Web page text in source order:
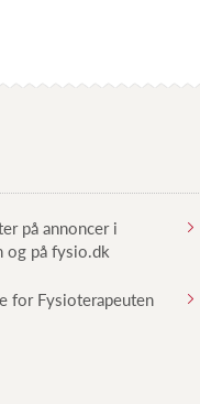
på annoncer i
og på fysio.dk
for Fysioterapeuten